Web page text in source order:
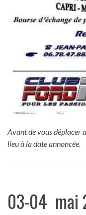
Avant de vous déplacer
lieu à la date annoncée.
03-04 mai